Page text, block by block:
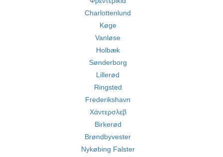
Charlottenlund
Køge
Vanløse
Holbæk
Sønderborg
Lillerød
Ringsted
Frederikshavn
Χάντερσλεβ
Birkerød
Brøndbyvester
Nykøbing Falster